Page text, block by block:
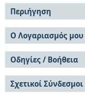
Περιήγηση
Σε όλο το DSpace
Κοινότητες &
Ανά Ημερομηνία
Έκδοσης
Συγγραφείς
Τίτλοι
Ο Λογαριασμός μου
Σύνδεση
Εγγραφή
Οδηγίες / Βοήθεια
Οδηγίες Υποβολής
Οδηγίες Χρήσης ΙΑ
Σχετικοί Σύνδεσμοι